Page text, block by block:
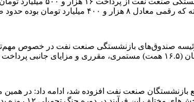
صد درصد افزایش ایجاد شده است.